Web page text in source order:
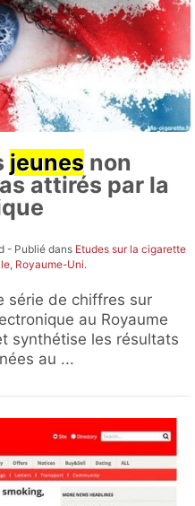
jeunes non
attirés par la
- Publié dans Etudes sur la cigarette
Royaume-Uni.
série de chiffres sur
au Royaume
synthétise les résultats
au ...